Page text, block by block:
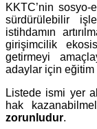
KKTC’nin sosyo-
sürdürülebilir
istihdamın
girişimcilik
getirmeyi
adaylar için eğitim
Listede ismi yer
hak
zorunludur.